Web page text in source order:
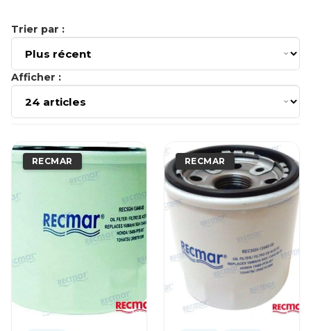
Trier par :
Afficher :
RECMAR RECMAR